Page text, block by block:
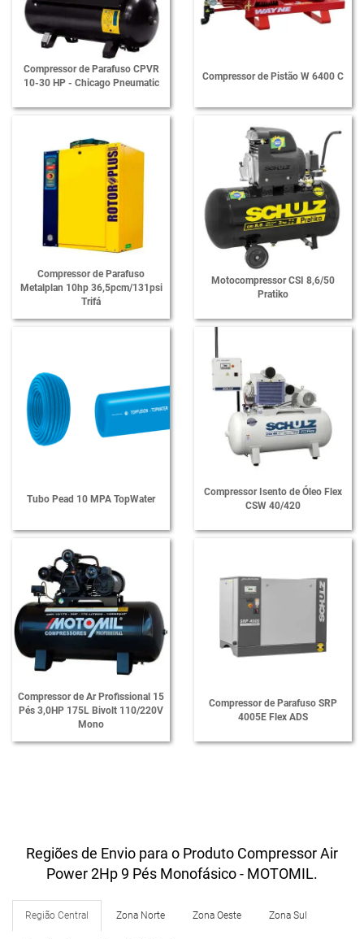
Compressor de Parafuso CPVR
10-30 HP - Chicago Pneumatic
Compressor de Pistão W 6400 C
Compressor de Parafuso
Metalplan 10hp 36,5pcm/131psi
Trifá
Motocompressor CSI 8,6/50
Pratiko
Tubo Pead 10 MPA TopWater
Compressor Isento de Óleo Flex
CSW 40/420
Compressor de Ar Profissional 15
Pés 3,0HP 175L Bivolt 110/220V
Mono
Compressor de Parafuso SRP
4005E Flex ADS
Regiões de Envio para o Produto Compressor Air
Power 2Hp 9 Pés Monofásico - MOTOMIL.
Região Central Zona Norte Zona Oeste Zona Sul